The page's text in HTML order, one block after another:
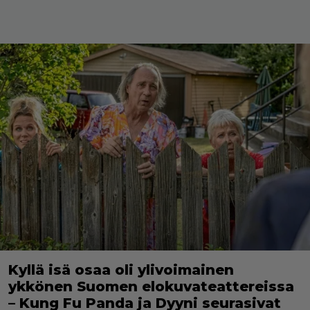
Kyllä isä osaa oli ylivoimainen
ykkönen Suomen elokuvateattereissa
– Kung Fu Panda ja Dyyni seurasivat